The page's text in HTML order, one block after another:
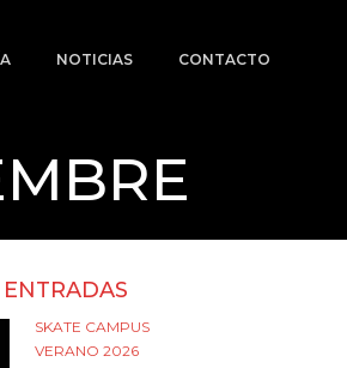
NOTICIAS CONTACTO
SKATE CAMPUS
VERANO 2026